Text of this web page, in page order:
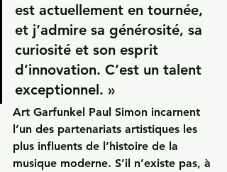
est actuellement en tournée,
et j’admire sa générosité, sa
curiosité et son esprit
d’innovation. C’est un talent
exceptionnel. »
Art Garfunkel Paul Simon incarnent
l’un des partenariats artistiques les
plus influents de l’histoire de la
musique moderne. S’il n’existe pas, à